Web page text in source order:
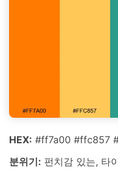
HEX: #ff7a00 #ffc857
분위기: 펀치감 있는, 타